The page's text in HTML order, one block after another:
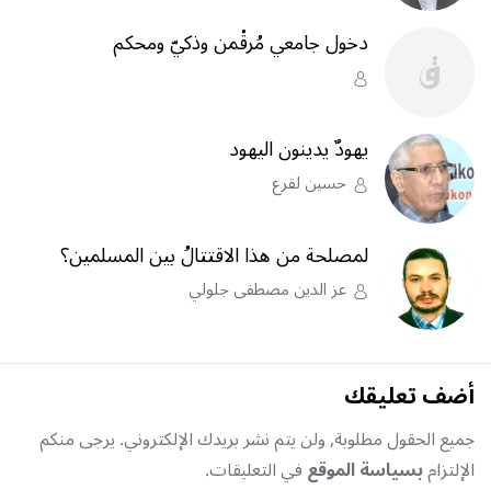
دخول جامعي مُرقْمن وذكيّ ومحكم
يهودٌ يدينون اليهود
حسين لقرع
لمصلحة من هذا الاقتتالُ بين المسلمين؟
عز الدين مصطفى جلولي
أضف تعليقك
جميع الحقول مطلوبة, ولن يتم نشر بريدك الإلكتروني. يرجى منكم
الإلتزامبسياسة الموقعفي التعليقات.